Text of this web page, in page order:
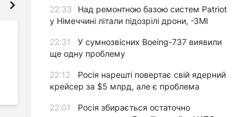
рослини вміють
досі їх не чули
22:33
Над ремонтною базою систем Patriot
у Німеччині літали підозрілі дрони, -ЗМІ
22:31
У сумнозвісних Boeing-737 виявили
ще одну проблему
22:12
Росія нарешті повертає свій ядерний
крейсер за $5 млрд, але є проблема
22:01
Росія збирається остаточно